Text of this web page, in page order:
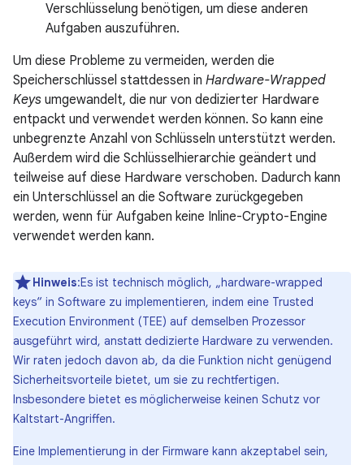
Verschlüsselung benötigen, um diese anderen
Aufgaben auszuführen.
Um diese Probleme zu vermeiden, werden die
Speicherschlüssel stattdessen in Hardware-Wrapped
Keys umgewandelt, die nur von dedizierter Hardware
entpackt und verwendet werden können. So kann eine
unbegrenzte Anzahl von Schlüsseln unterstützt werden.
Außerdem wird die Schlüsselhierarchie geändert und
teilweise auf diese Hardware verschoben. Dadurch kann
ein Unterschlüssel an die Software zurückgegeben
werden, wenn für Aufgaben keine Inline-Crypto-Engine
verwendet werden kann.
Hinweis:Es ist technisch möglich, „hardware-wrapped
keys“ in Software zu implementieren, indem eine Trusted
Execution Environment (TEE) auf demselben Prozessor
ausgeführt wird, anstatt dedizierte Hardware zu verwenden.
Wir raten jedoch davon ab, da die Funktion nicht genügend
Sicherheitsvorteile bietet, um sie zu rechtfertigen.
Insbesondere bietet es möglicherweise keinen Schutz vor
Kaltstart-Angriffen.
Eine Implementierung in der Firmware kann akzeptabel sein,